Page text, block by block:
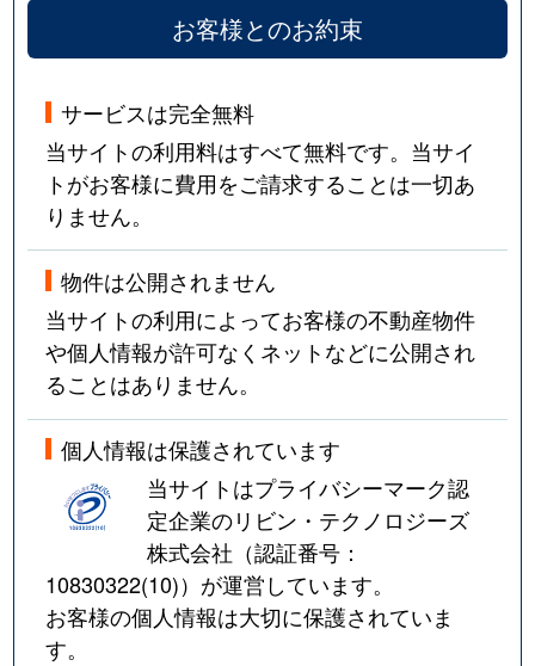
お客様とのお約束
サービスは完全無料
当サイトの利用料はすべて無料です。当サイ
トがお客様に費用をご請求することは一切あ
りません。
物件は公開されません
当サイトの利用によってお客様の不動産物件
や個人情報が許可なくネットなどに公開され
ることはありません。
個人情報は保護されています
当サイトはプライバシーマーク認
定企業のリビン・テクノロジーズ
株式会社（認証番号：
10830322(10)）が運営しています。
お客様の個人情報は大切に保護されていま
す。